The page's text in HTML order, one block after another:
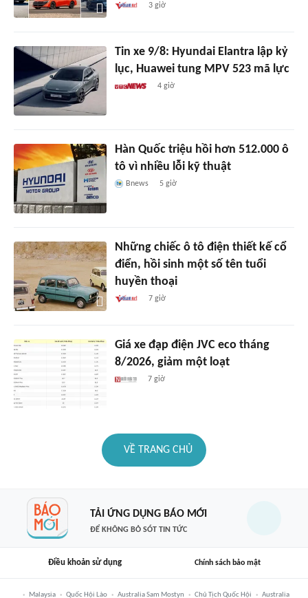
3 giờ
Tin xe 9/8: Hyundai Elantra lập kỷ
lục, Huawei tung MPV 523 mã lực
4 giờ
Hàn Quốc triệu hồi hơn 512.000 ô
tô vì nhiều lỗi kỹ thuật
Bnews 5 giờ
Những chiếc ô tô điện thiết kế cổ
điển, hồi sinh một số tên tuổi
huyền thoại
7 giờ
Giá xe đạp điện JVC eco tháng
8/2026, giảm một loạt
7 giờ
VỀ TRANG CHỦ
TẢI ỨNG DỤNG BÁO MỚI
ĐỂ KHÔNG BỎ SÓT TIN TỨC
Điều khoản sử dụng Chính sách bảo mật
Malaysia Quốc Hội Lào Australia Sam Mostyn Chủ Tịch Quốc Hội Australia